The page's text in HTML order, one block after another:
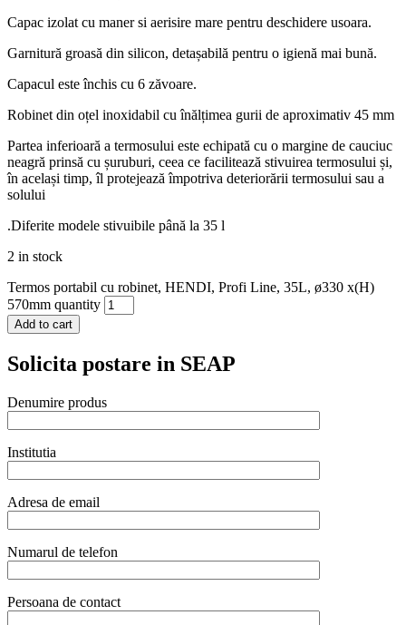
Capac izolat cu maner si aerisire mare pentru deschidere usoara.
Garnitură groasă din silicon, detașabilă pentru o igienă mai bună.
Capacul este închis cu 6 zăvoare.
Robinet din oțel inoxidabil cu înălțimea gurii de aproximativ 45 mm
Partea inferioară a termosului este echipată cu o margine de cauciuc
neagră prinsă cu șuruburi, ceea ce facilitează stivuirea termosului și,
în același timp, îl protejează împotriva deteriorării termosului sau a
solului
.Diferite modele stivuibile până la 35 l
2 in stock
Termos portabil cu robinet, HENDI, Profi Line, 35L, ø330 x(H)
570mm quantity
Add to cart
Solicita postare in SEAP
Denumire produs
Institutia
Adresa de email
Numarul de telefon
Persoana de contact